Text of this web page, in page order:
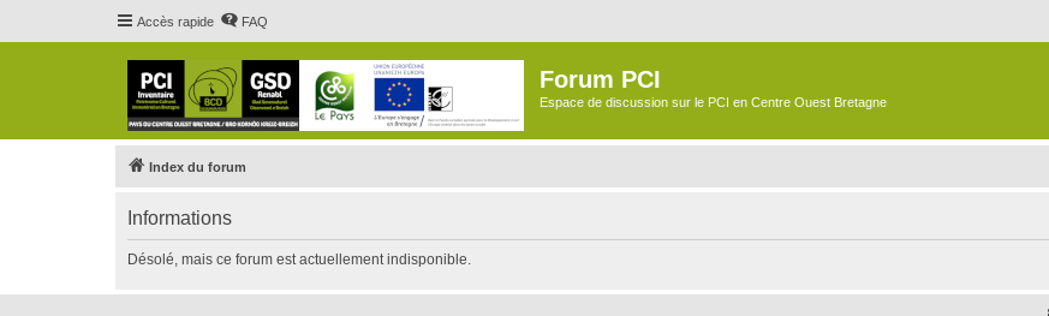
Accès rapide FAQ
Forum PCI
Espace de discussion sur le PCI en Centre Ouest Bretagne
Index du forum
Informations
Désolé, mais ce forum est actuellement indisponible.